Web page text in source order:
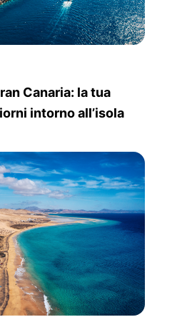
Canaria: la tua
intorno all’isola